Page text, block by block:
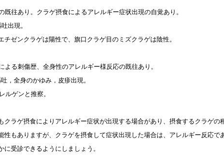
往あり。クラゲ摂食によるアレルギー症状出現の自覚あり。
出現。
ゼンクラゲは陽性で、旗口クラゲ目のミズクラゲは陰性。
る刺傷歴、全身性のアレルギー様反応の既往あり。
，全身のかゆみ，皮疹出現。
ルゲンと推察。
クラゲ摂食によりアレルギー症状が出現する場合があり、摂食するクラゲの
性もありますが、クラゲを摂食して症状出現した場合は、アレルギー反応で
受診できるようにしましょう。